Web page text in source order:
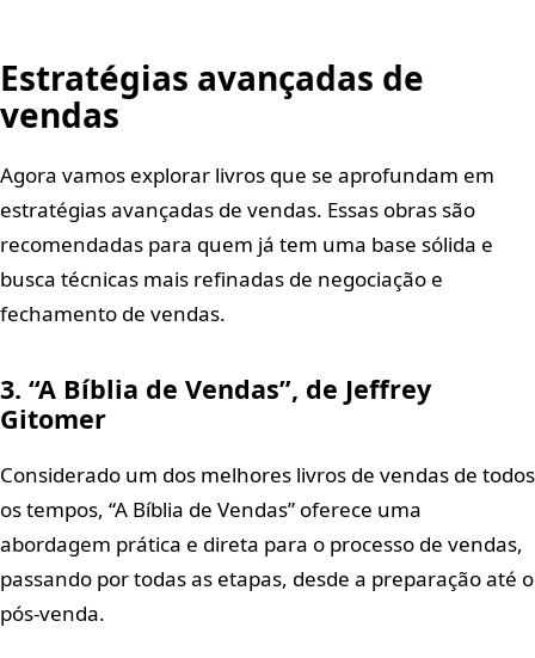
Estratégias avançadas de
vendas
Agora vamos explorar livros que se aprofundam em
estratégias avançadas de vendas. Essas obras são
recomendadas para quem já tem uma base sólida e
busca técnicas mais refinadas de negociação e
fechamento de vendas.
3. “A Bíblia de Vendas”, de Jeffrey
Gitomer
Considerado um dos melhores livros de vendas de todos
os tempos, “A Bíblia de Vendas” oferece uma
abordagem prática e direta para o processo de vendas,
passando por todas as etapas, desde a preparação até o
pós-venda.